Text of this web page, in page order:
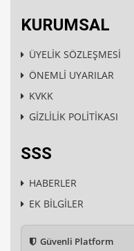
KURUMSAL
ÜYELİK SÖZLEŞMESİ
ÖNEMLİ UYARILAR
KVKK
GİZLİLİK POLİTİKASI
SSS
HABERLER
EK BİLGİLER
Güvenli Platform